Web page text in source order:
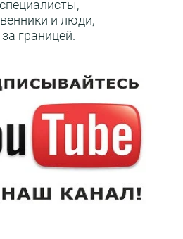
и люди,
границей.